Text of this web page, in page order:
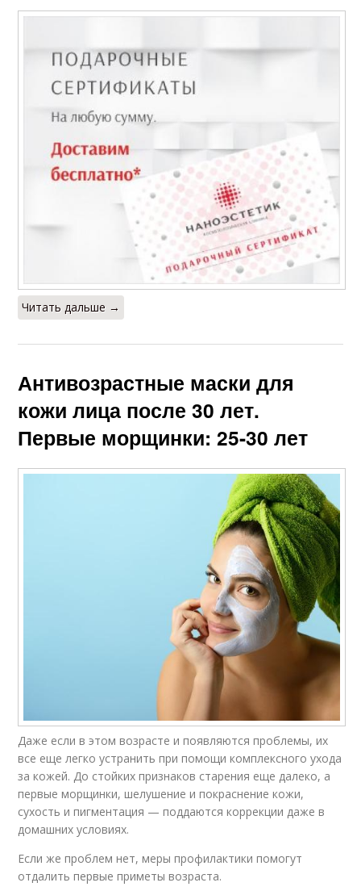
Читать дальше →
Антивозрастные маски для
кожи лица после 30 лет.
Первые морщинки: 25-30 лет
Даже если в этом возрасте и появляются проблемы, их
все еще легко устранить при помощи комплексного ухода
за кожей. До стойких признаков старения еще далеко, а
первые морщинки, шелушение и покраснение кожи,
сухость и пигментация — поддаются коррекции даже в
домашних условиях.
Если же проблем нет, меры профилактики помогут
отдалить первые приметы возраста.